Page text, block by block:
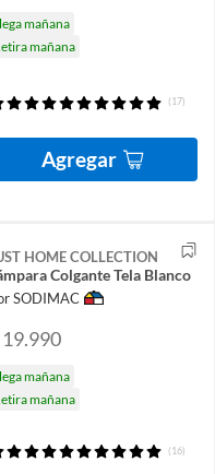
mañana
mañana
(17)
Agregar
HOME COLLECTION
Colgante Tela Blanco
SODIMAC
19.990
mañana
mañana
(16)